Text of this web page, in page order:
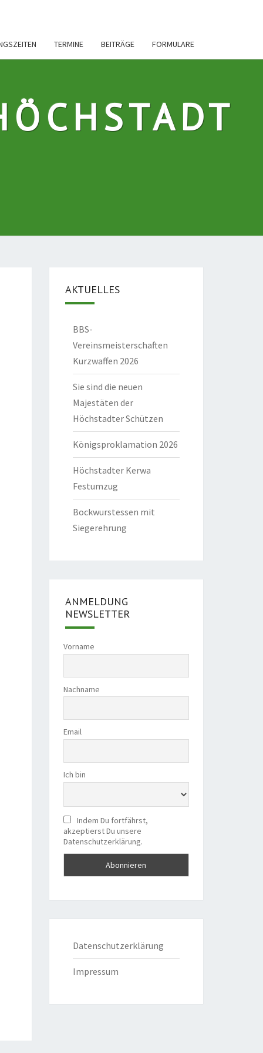
TERMINE BEITRÄGE FORMULARE
AKTUELLES
BBS-
Vereinsmeisterschaften
Kurzwaffen 2026
Sie sind die neuen
Majestäten der
Höchstadter Schützen
Königsproklamation 2026
Höchstadter Kerwa
Festumzug
Bockwurstessen mit
Siegerehrung
ANMELDUNG
NEWSLETTER
Vorname
Nachname
Email
Ich bin
Indem Du fortfährst,
akzeptierst Du unsere
Datenschutzerklärung.
Datenschutzerklärung
Impressum